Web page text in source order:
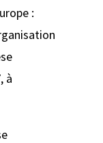
:
à